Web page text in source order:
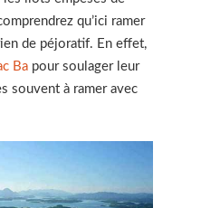
qu’ici ramer
de péjoratif. En effet,
Ba pour soulager leur
souvent à ramer avec